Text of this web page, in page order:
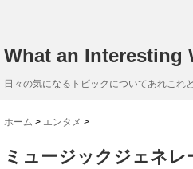
What an Interesting
日々の気になるトピックについてあれこれ
ホーム > エンタメ >
ミュージックジェネ